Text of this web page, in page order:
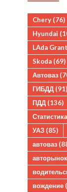
Chery (76)
Hyundai
LAda
Skoda (69)
Автоваз
ГИБДД (91)
ПДД (136)
УАЗ (85)
автоваз
авторынок
вождение